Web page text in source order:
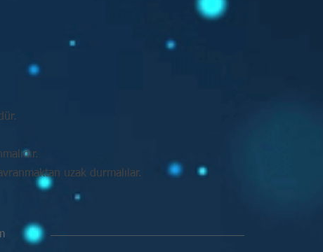
uzak durmalılar.